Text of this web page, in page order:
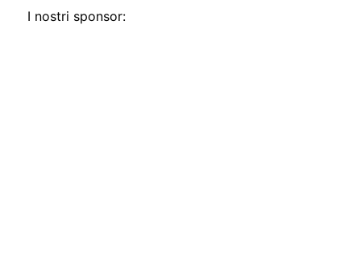
I nostri sponsor: